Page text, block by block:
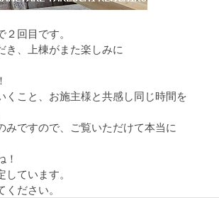
回目です。
き、上棟がまた楽しみに
こと、お施主様と共感し同じ時間を
ですので、ご覧いただけて本当に
！
ています。
ださい。